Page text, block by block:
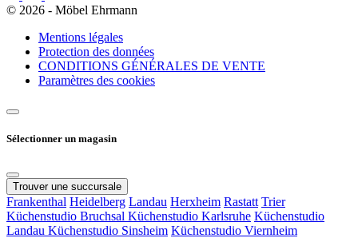
© 2026 - Möbel Ehrmann
Mentions légales
Protection des données
CONDITIONS GÉNÉRALES DE VENTE
Paramètres des cookies
Sélectionner un magasin
Trouver une succursale
Frankenthal Heidelberg Landau Herxheim Rastatt Trier
Küchenstudio Bruchsal Küchenstudio Karlsruhe Küchenstudio
Landau Küchenstudio Sinsheim Küchenstudio Viernheim